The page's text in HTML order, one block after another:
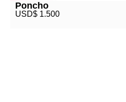
Poncho
USD$ 1.500